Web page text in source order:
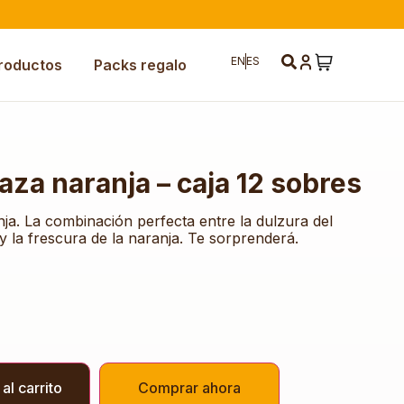
Packs regalo ENES
naranja – caja 12 sobres
La combinación perfecta entre la dulzura del
la frescura de la naranja. Te sorprenderá.
carrito Comprar ahora